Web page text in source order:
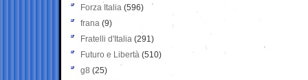
Forza Italia (596)
frana (9)
Fratelli d'Italia (291)
Futuro e Libertà (510)
g8 (25)